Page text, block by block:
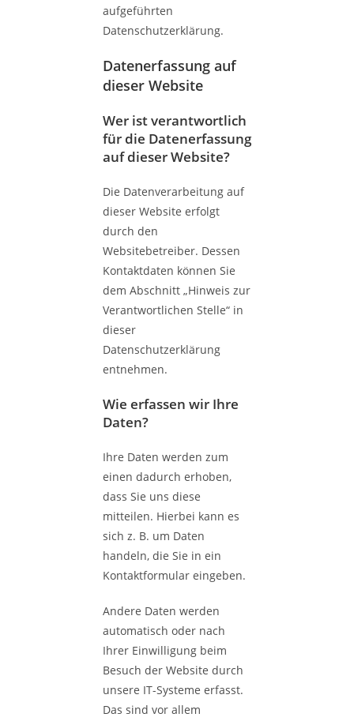
aufgeführten
Datenschutzerklärung.
Datenerfassung auf
dieser Website
Wer ist verantwortlich
für die Datenerfassung
auf dieser Website?
Die Datenverarbeitung auf
dieser Website erfolgt
durch den
Websitebetreiber. Dessen
Kontaktdaten können Sie
dem Abschnitt „Hinweis zur
Verantwortlichen Stelle“ in
dieser
Datenschutzerklärung
entnehmen.
Wie erfassen wir Ihre
Daten?
Ihre Daten werden zum
einen dadurch erhoben,
dass Sie uns diese
mitteilen. Hierbei kann es
sich z. B. um Daten
handeln, die Sie in ein
Kontaktformular eingeben.
Andere Daten werden
automatisch oder nach
Ihrer Einwilligung beim
Besuch der Website durch
unsere IT-Systeme erfasst.
Das sind vor allem